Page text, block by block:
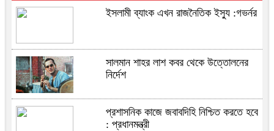
ইসলামী ব্যাংক এখন রাজনৈতিক ইস্যু :গভর্নর
সালমান শাহর লাশ কবর থেকে উত্তোলনের
নির্দেশ
প্রশাসনিক কাজে জবাবদিহি নিশ্চিত করতে হবে
: প্রধানমন্ত্রী